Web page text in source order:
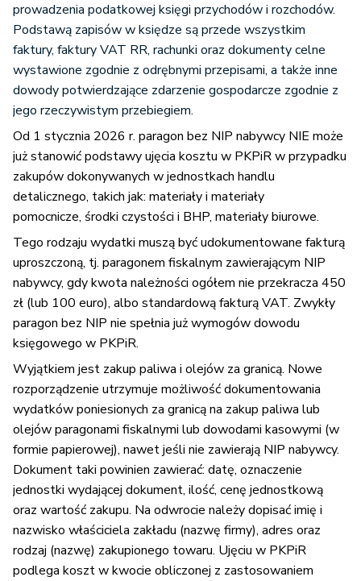
prowadzenia podatkowej księgi przychodów i rozchodów.
Podstawą zapisów w księdze są przede wszystkim
faktury, faktury VAT RR, rachunki oraz dokumenty celne
wystawione zgodnie z odrębnymi przepisami, a także inne
dowody potwierdzające zdarzenie gospodarcze zgodnie z
jego rzeczywistym przebiegiem.
Od 1 stycznia 2026 r. paragon bez NIP nabywcy NIE może
już stanowić podstawy ujęcia kosztu w PKPiR w przypadku
zakupów dokonywanych w jednostkach handlu
detalicznego, takich jak: materiały i materiały
pomocnicze, środki czystości i BHP, materiały biurowe.
Tego rodzaju wydatki muszą być udokumentowane fakturą
uproszczoną, tj. paragonem fiskalnym zawierającym NIP
nabywcy, gdy kwota należności ogółem nie przekracza 450
zł (lub 100 euro), albo standardową fakturą VAT. Zwykły
paragon bez NIP nie spełnia już wymogów dowodu
księgowego w PKPiR.
Wyjątkiem jest zakup paliwa i olejów za granicą. Nowe
rozporządzenie utrzymuje możliwość dokumentowania
wydatków poniesionych za granicą na zakup paliwa lub
olejów paragonami fiskalnymi lub dowodami kasowymi (w
formie papierowej), nawet jeśli nie zawierają NIP nabywcy.
Dokument taki powinien zawierać: datę, oznaczenie
jednostki wydającej dokument, ilość, cenę jednostkową
oraz wartość zakupu. Na odwrocie należy dopisać imię i
nazwisko właściciela zakładu (nazwę firmy), adres oraz
rodzaj (nazwę) zakupionego towaru. Ujęciu w PKPiR
podlega koszt w kwocie obliczonej z zastosowaniem